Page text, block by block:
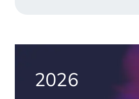
2026